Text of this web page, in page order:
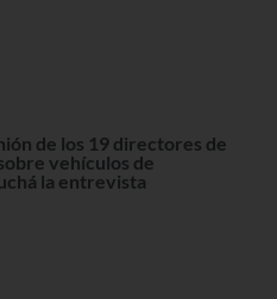
de los 19 directores de
vehículos de
la entrevista